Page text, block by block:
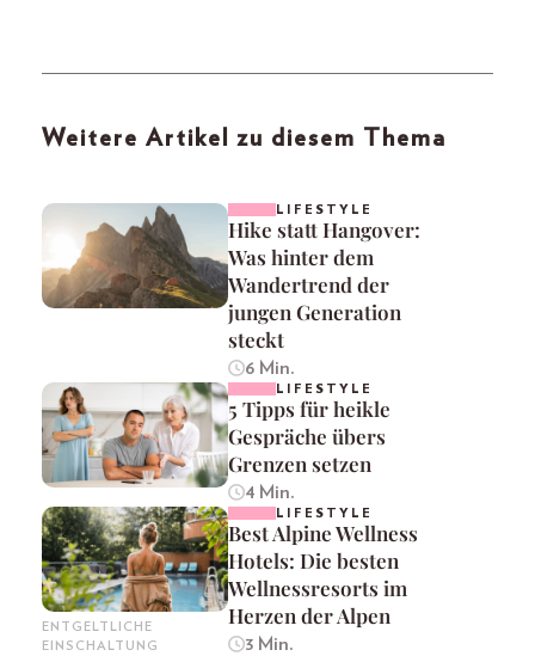
Weitere Artikel zu diesem Thema
LIFESTYLE
Hike statt Hangover:
Was hinter dem
Wandertrend der
jungen Generation
steckt
6 Min.
LIFESTYLE
5 Tipps für heikle
Gespräche übers
Grenzen setzen
4 Min.
ENTGELTLICHE
EINSCHALTUNG
LIFESTYLE
Best Alpine Wellness
Hotels: Die besten
Wellnessresorts im
Herzen der Alpen
3 Min.